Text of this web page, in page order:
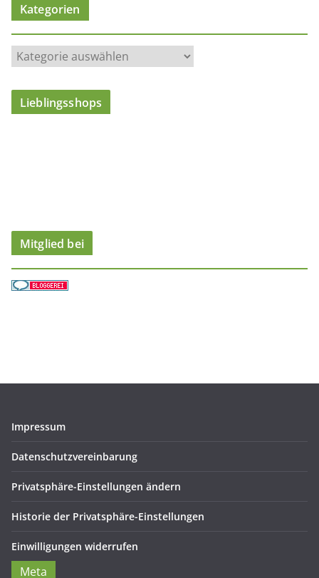
Kategorien
a
t
Lieblingsshops
Mitglied bei
Impressum
Datenschutzvereinbarung
Privatsphäre-Einstellungen ändern
Historie der Privatsphäre-Einstellungen
Einwilligungen widerrufen
Meta